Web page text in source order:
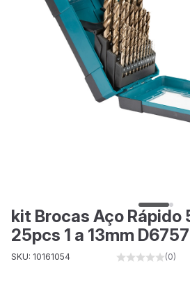
kit Brocas Aço Rápido
25pcs 1 a 13mm
SKU: 10161054 (0)